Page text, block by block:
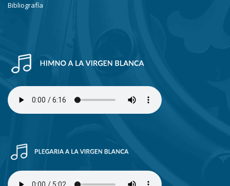
Bibliografía